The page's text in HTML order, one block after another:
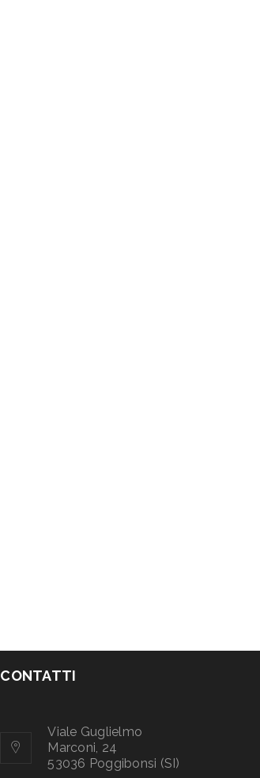
CONTATTI
Viale Guglielmo
Marconi, 24
53036 Poggibonsi (SI)